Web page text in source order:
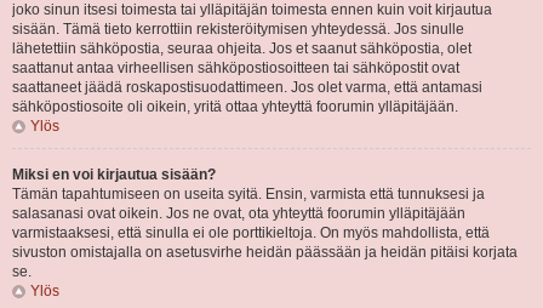
joko sinun itsesi toimesta tai ylläpitäjän toimesta ennen kuin voit kirjautua
sisään. Tämä tieto kerrottiin rekisteröitymisen yhteydessä. Jos sinulle
lähetettiin sähköpostia, seuraa ohjeita. Jos et saanut sähköpostia, olet
saattanut antaa virheellisen sähköpostiosoitteen tai sähköpostit ovat
saattaneet jäädä roskapostisuodattimeen. Jos olet varma, että antamasi
sähköpostiosoite oli oikein, yritä ottaa yhteyttä foorumin ylläpitäjään.
Ylös
Miksi en voi kirjautua sisään?
Tämän tapahtumiseen on useita syitä. Ensin, varmista että tunnuksesi ja
salasanasi ovat oikein. Jos ne ovat, ota yhteyttä foorumin ylläpitäjään
varmistaaksesi, että sinulla ei ole porttikieltoja. On myös mahdollista, että
sivuston omistajalla on asetusvirhe heidän päässään ja heidän pitäisi korjata
se.
Ylös